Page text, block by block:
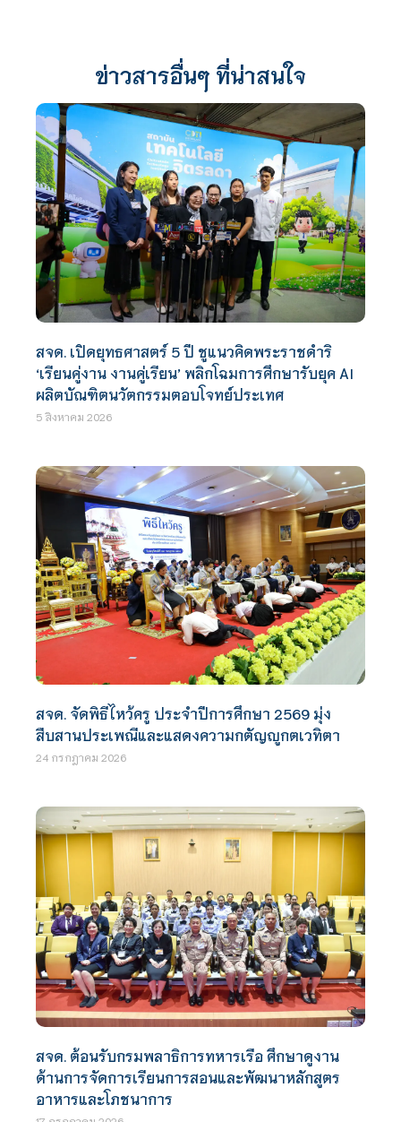
ข่าวสารอื่นๆ ที่น่าสนใจ
สจด. เปิดยุทธศาสตร์ 5 ปี ชูแนวคิดพระราชดำริ
‘เรียนคู่งาน งานคู่เรียน’ พลิกโฉมการศึกษารับยุค AI
ผลิตบัณฑิตนวัตกรรมตอบโจทย์ประเทศ
5 สิงหาคม 2026
สจด. จัดพิธีไหว้ครู ประจำปีการศึกษา 2569 มุ่ง
สืบสานประเพณีและแสดงความกตัญญูกตเวทิตา
24 กรกฎาคม 2026
สจด. ต้อนรับกรมพลาธิการทหารเรือ ศึกษาดูงาน
ด้านการจัดการเรียนการสอนและพัฒนาหลักสูตร
อาหารและโภชนาการ